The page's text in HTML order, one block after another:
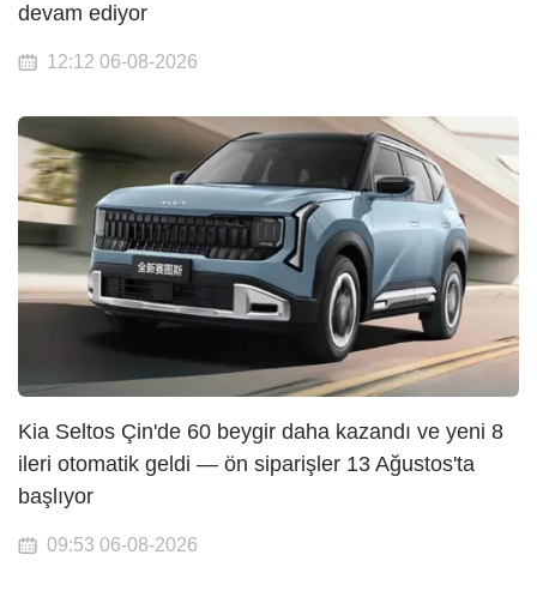
devam ediyor
12:12 06-08-2026
Kia Seltos Çin'de 60 beygir daha kazandı ve yeni 8
ileri otomatik geldi — ön siparişler 13 Ağustos'ta
başlıyor
09:53 06-08-2026